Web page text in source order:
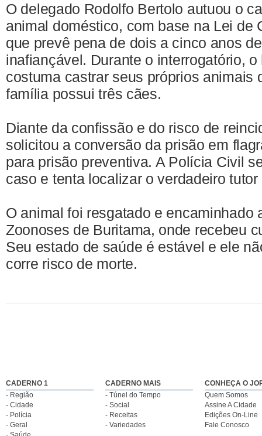
O delegado Rodolfo Bertolo autuou o
animal doméstico, com base na Lei de
que prevê pena de dois a cinco anos
inafiançável. Durante o interrogatório,
costuma castrar seus próprios animais
família possui três cães.
Diante da confissão e do risco de
solicitou a conversão da prisão em
para prisão preventiva. A Polícia Civil
caso e tenta localizar o verdadeiro
O animal foi resgatado e encaminhado
Zoonoses de Buritama, onde recebeu
Seu estado de saúde é estável e ele
corre risco de morte.
CADERNO 1
- Região
- Cidade
- Polícia
- Geral
CADERNO MAIS
- Túnel do Tempo
- Social
- Receitas
- Variedades
CONHEÇA O
Quem Somos
Assine A Cidade
Edições On-Line
Fale Conosco